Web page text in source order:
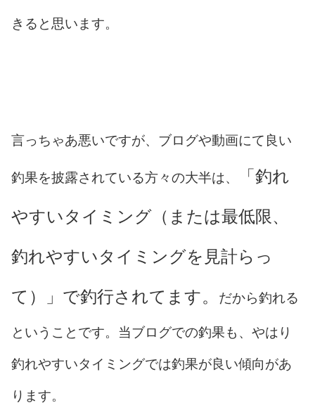
きると思います。
言っちゃあ悪いですが、ブログや動画にて良い
釣果を披露されている方々の大半は、 「釣れ
やすいタイミング（または最低限、
釣れやすいタイミングを見計らっ
て）」で釣行されてます。 だから釣れる
ということです。当ブログでの釣果も、やはり
釣れやすいタイミングでは釣果が良い傾向があ
ります。